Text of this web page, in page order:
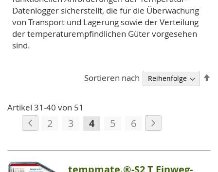
Datenlogger sicherstellt, die für die Überwachung
von Transport und Lagerung sowie der Verteilung
der temperaturempfindlichen Güter vorgesehen
sind.
Artikel 31-40 von 51
Seite
Seite
Zurück
Seite
2 Seite
3
Sie
gerade
die
4 Seite
5 Seite
6
Sortieren nach
tempmate.®-S2 T Einweg-